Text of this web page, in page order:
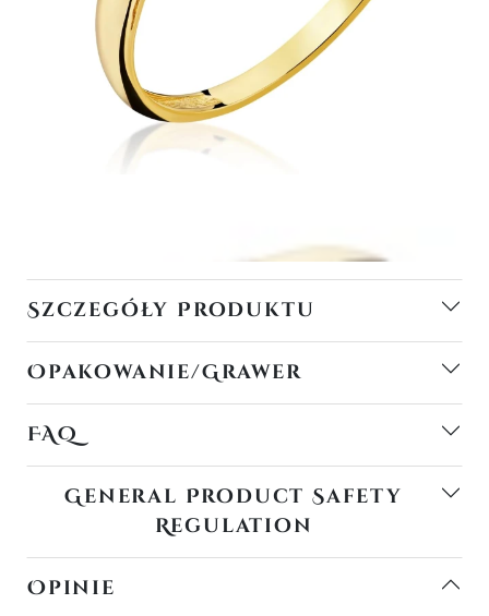
Szczegóły Produktu
Opakowanie/Grawer
FAQ
General Product Safety
Regulation
Opinie